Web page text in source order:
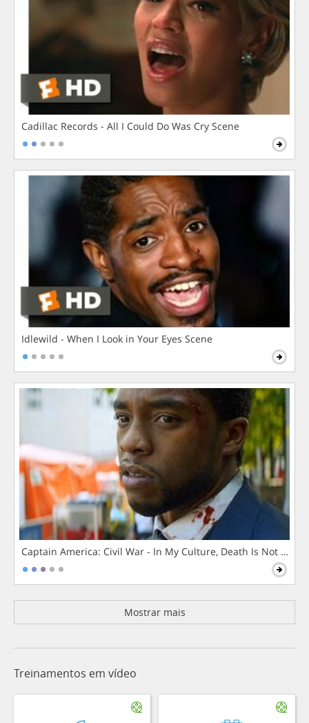
Cadillac Records - All I Could Do Was Cry Scene
Idlewild - When I Look in Your Eyes Scene
Captain America: Civil War - In My Culture, Death Is Not The
Mostrar mais
Treinamentos em vídeo